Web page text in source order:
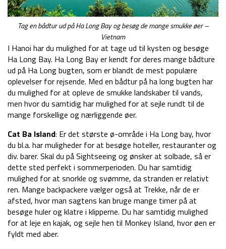
Tag en bådtur ud på Ha Long Bay og besøg de mange smukke øer –
Vietnam
I Hanoi har du mulighed for at tage ud til kysten og besøge
Ha Long Bay. Ha Long Bay er kendt for deres mange bådture
ud på Ha Long bugten, som er blandt de mest populære
oplevelser for rejsende. Med en bådtur på ha long bugten har
du mulighed for at opleve de smukke landskaber til vands,
men hvor du samtidig har mulighed for at sejle rundt til de
mange forskellige og nærliggende øer.
Cat Ba Island: Er det største ø-område i Ha Long bay, hvor
du bl.a. har muligheder for at besøge hoteller, restauranter og
div. barer. Skal du på Sightseeing og ønsker at solbade, så er
dette sted perfekt i sommerperioden. Du har samtidig
mulighed for at snorkle og svømme, da stranden er relativt
ren. Mange backpackere vælger også at Trekke, når de er
afsted, hvor man sagtens kan bruge mange timer på at
besøge huler og klatre i klipperne. Du har samtidig mulighed
for at leje en kajak, og sejle hen til Monkey Island, hvor øen er
fyldt med aber.